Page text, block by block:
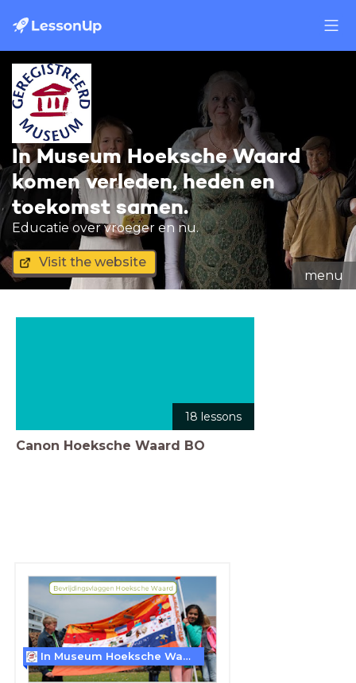
In Museum Hoeksche Waard
komen verleden, heden en
toekomst samen.
Educatie over vroeger en nu.
Visit the website
menu
18 lessons
Canon Hoeksche Waard BO
In Museum Hoeksche Waard komen verleden, heden en toekomst samen.